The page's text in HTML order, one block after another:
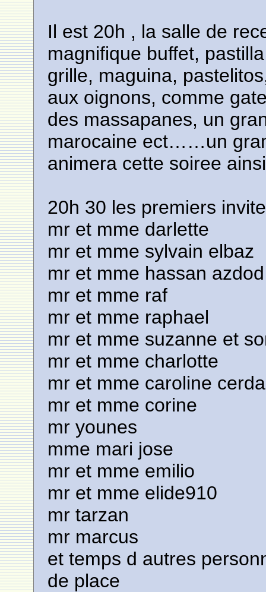
Il est 20h , la salle de
magnifique buffet,
grille, maguina,
aux oignons, comme
des massapanes, un
marocaine ect……un
animera cette soiree
20h 30 les premiers
mr et mme darlette
mr et mme sylvain elbaz
mr et mme hassan azdod
mr et mme raf
mr et mme raphael
mr et mme suzanne et
mr et mme charlotte
mr et mme caroline
mr et mme corine
mr younes
mme mari jose
mr et mme emilio
mr et mme elide910
mr tarzan
mr marcus
et temps d autres
de place